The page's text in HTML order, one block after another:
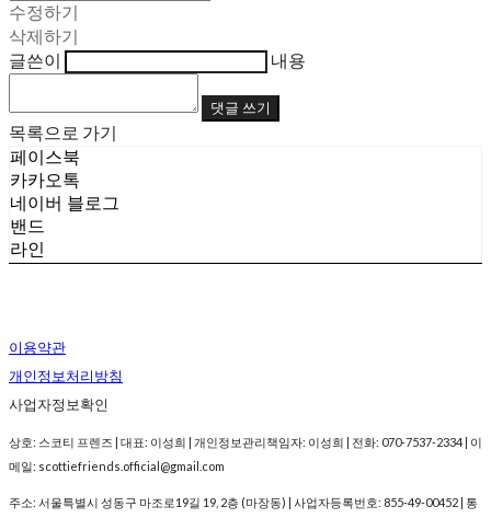
수정하기
삭제하기
글쓴이
내용
댓글 쓰기
목록으로 가기
페이스북
카카오톡
네이버 블로그
밴드
라인
이용약관
개인정보처리방침
사업자정보확인
상호: 스코티 프렌즈 | 대표: 이성희 | 개인정보관리책임자: 이성희 | 전화: 070-7537-2334 | 이
메일: scottiefriends.official@gmail.com
주소: 서울특별시 성동구 마조로19길 19, 2층 (마장동) | 사업자등록번호: 855-49-00452 | 통